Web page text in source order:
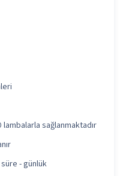
lambalarla sağlanmaktadır
- günlük